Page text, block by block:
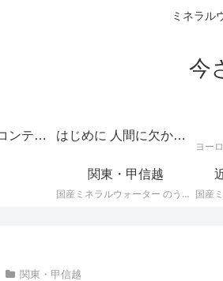
ミネラル
今
サイトマップ コンテンツの目次 はじめに 人間に欠かせない水のテーマは深いというご挨拶
関東・甲信越
国産ミネラルウォーター のうち、 関東・甲信越地方のミネラルウォーター に関する情報です。
関東・甲信越